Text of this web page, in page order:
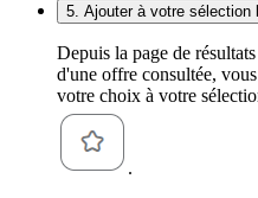
5. Ajouter à votre
Depuis la page de
d'une offre consultée,
votre choix à votre
.